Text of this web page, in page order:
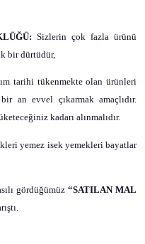
Sizlerin çok fazla ürünü
bir dürtüdür,
tarihi tükenmekte olan ürünleri
an evvel çıkarmak amaçlıdır.
kadarı alınmalıdır.
yemez isek yemekleri bayatlar
gördüğümüz “SATILAN MAL